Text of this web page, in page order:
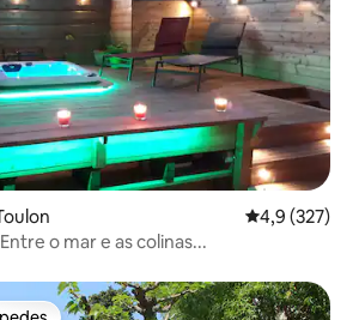
4,9 de uma
4,9 (327)
o mar e as colinas...